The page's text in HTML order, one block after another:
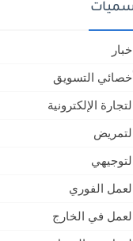
التسويق
الإلكترونية
الفوري
في الخارج